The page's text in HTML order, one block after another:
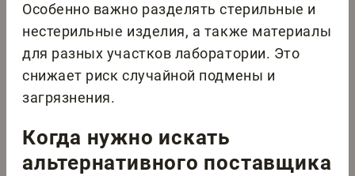
Особенно важно разделять стерильные и
нестерильные изделия, а также материалы
для разных участков лаборатории. Это
снижает риск случайной подмены и
загрязнения.
Когда нужно искать
альтернативного поставщика